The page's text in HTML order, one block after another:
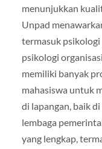
menunjukkan
Unpad
termasuk
psikologi
memiliki banyak
mahasiswa untuk
di lapangan, baik
lembaga
yang lengkap,